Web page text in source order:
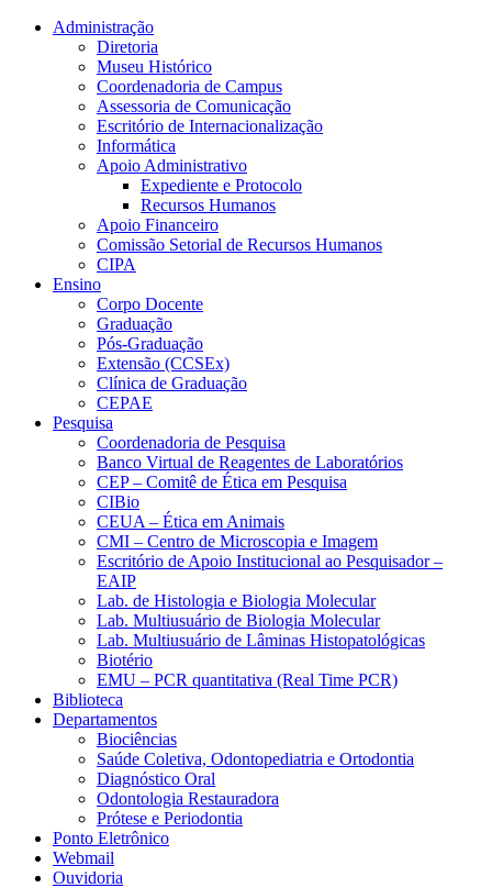
Conteúdo principal Menu principal
Administração
Diretoria
Museu Histórico
Coordenadoria de Campus
Assessoria de Comunicação
Escritório de Internacionalização
Informática
Apoio Administrativo
Expediente e Protocolo
Recursos Humanos
Apoio Financeiro
Comissão Setorial de Recursos Humanos
CIPA
Ensino
Corpo Docente
Graduação
Pós-Graduação
Extensão (CCSEx)
Clínica de Graduação
CEPAE
Pesquisa
Coordenadoria de Pesquisa
Banco Virtual de Reagentes de Laboratórios
CEP – Comitê de Ética em Pesquisa
CIBio
CEUA – Ética em Animais
CMI – Centro de Microscopia e Imagem
Escritório de Apoio Institucional ao Pesquisador –
EAIP
Lab. de Histologia e Biologia Molecular
Lab. Multiusuário de Biologia Molecular
Lab. Multiusuário de Lâminas Histopatológicas
Biotério
EMU – PCR quantitativa (Real Time PCR)
Biblioteca
Departamentos
Biociências
Saúde Coletiva, Odontopediatria e Ortodontia
Diagnóstico Oral
Odontologia Restauradora
Prótese e Periodontia
Ponto Eletrônico
Webmail
Ouvidoria